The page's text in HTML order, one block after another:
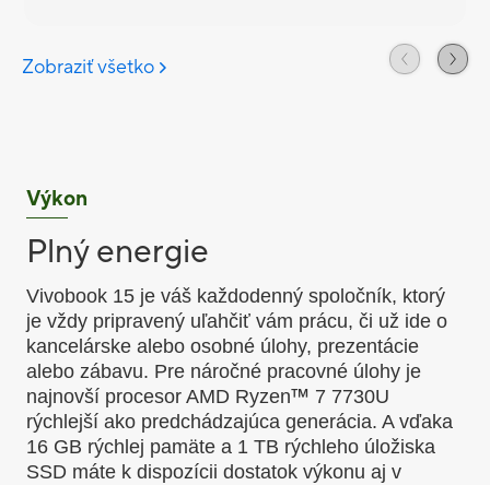
Výkon
Plný energie
Vivobook 15 je váš každodenný spoločník, ktorý
je vždy pripravený uľahčiť vám prácu, či už ide o
kancelárske alebo osobné úlohy, prezentácie
alebo zábavu. Pre náročné pracovné úlohy je
najnovší procesor AMD Ryzen™ 7 7730U
rýchlejší ako predchádzajúca generácia. A vďaka
16 GB rýchlej pamäte a 1 TB rýchleho úložiska
SSD máte k dispozícii dostatok výkonu aj v